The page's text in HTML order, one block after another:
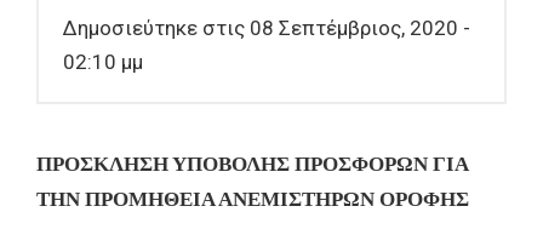
εξυπηρέτηση του
Δημοσιεύτηκε στις 08 Σεπτέμβριος, 2020 -
02:10 μμ
ΠΡΟΣΚΛΗΣΗ ΥΠΟΒΟΛΗΣ ΠΡΟΣΦΟΡΩΝ ΓΙΑ
ΤΗΝ ΠΡΟΜΗΘΕΙΑ ΑΝΕΜΙΣΤΗΡΩΝ ΟΡΟΦΗΣ